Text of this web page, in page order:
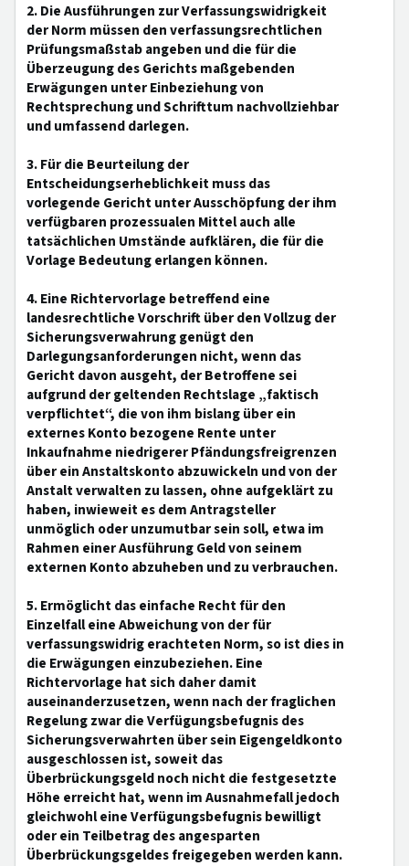
2. Die Ausführungen zur Verfassungswidrigkeit
der Norm müssen den verfassungsrechtlichen
Prüfungsmaßstab angeben und die für die
Überzeugung des Gerichts maßgebenden
Erwägungen unter Einbeziehung von
Rechtsprechung und Schrifttum nachvollziehbar
und umfassend darlegen.
3. Für die Beurteilung der
Entscheidungserheblichkeit muss das
vorlegende Gericht unter Ausschöpfung der ihm
verfügbaren prozessualen Mittel auch alle
tatsächlichen Umstände aufklären, die für die
Vorlage Bedeutung erlangen können.
4. Eine Richtervorlage betreffend eine
landesrechtliche Vorschrift über den Vollzug der
Sicherungsverwahrung genügt den
Darlegungsanforderungen nicht, wenn das
Gericht davon ausgeht, der Betroffene sei
aufgrund der geltenden Rechtslage „faktisch
verpflichtet“, die von ihm bislang über ein
externes Konto bezogene Rente unter
Inkaufnahme niedrigerer Pfändungsfreigrenzen
über ein Anstaltskonto abzuwickeln und von der
Anstalt verwalten zu lassen, ohne aufgeklärt zu
haben, inwieweit es dem Antragsteller
unmöglich oder unzumutbar sein soll, etwa im
Rahmen einer Ausführung Geld von seinem
externen Konto abzuheben und zu verbrauchen.
5. Ermöglicht das einfache Recht für den
Einzelfall eine Abweichung von der für
verfassungswidrig erachteten Norm, so ist dies in
die Erwägungen einzubeziehen. Eine
Richtervorlage hat sich daher damit
auseinanderzusetzen, wenn nach der fraglichen
Regelung zwar die Verfügungsbefugnis des
Sicherungsverwahrten über sein Eigengeldkonto
ausgeschlossen ist, soweit das
Überbrückungsgeld noch nicht die festgesetzte
Höhe erreicht hat, wenn im Ausnahmefall jedoch
gleichwohl eine Verfügungsbefugnis bewilligt
oder ein Teilbetrag des angesparten
Überbrückungsgeldes freigegeben werden kann.